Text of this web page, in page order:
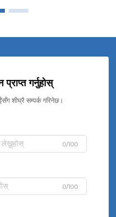
गर्नुहोस्
शीघ्रै सम्पर्क गरिनेछ।
0/100
0/100